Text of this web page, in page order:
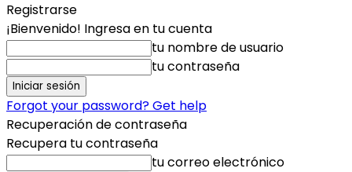
Registrarse
¡Bienvenido! Ingresa en tu cuenta
tu nombre de usuario
tu contraseña
Forgot your password? Get help
Recuperación de contraseña
Recupera tu contraseña
tu correo electrónico